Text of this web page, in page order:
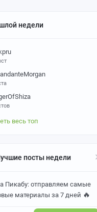
недели
весь топ
посты недели
Пикабу: отправляем самые
материалы за 7 дней 🔥